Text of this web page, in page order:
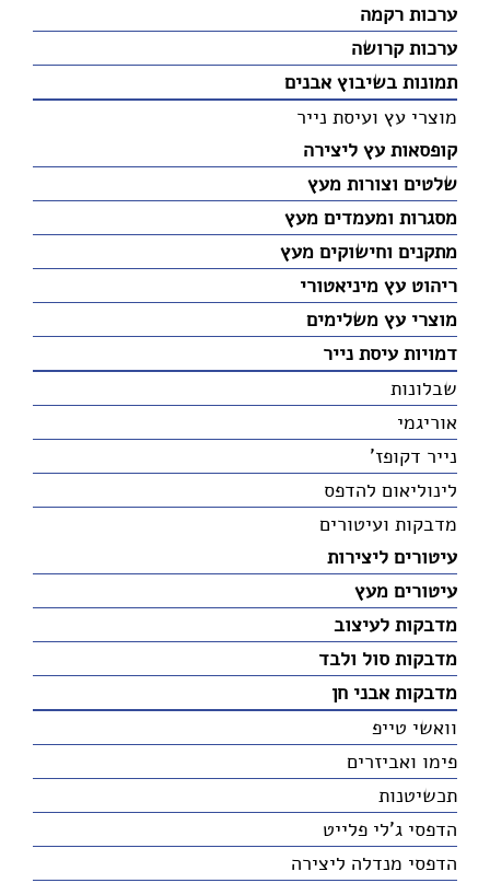
ערכות רקמה
ערכות קרושה
תמונות בשיבוץ אבנים
מוצרי עץ ועיסת נייר
קופסאות עץ ליצירה
שלטים וצורות מעץ
מסגרות ומעמדים מעץ
מתקנים וחישוקים מעץ
ריהוט עץ מיניאטורי
מוצרי עץ משלימים
דמויות עיסת נייר
שבלונות
אוריגמי
נייר דקופז'
לינוליאום להדפס
מדבקות ועיטורים
עיטורים ליצירות
עיטורים מעץ
מדבקות לעיצוב
מדבקות סול ולבד
מדבקות אבני חן
וואשי טייפ
פימו ואביזרים
תכשיטנות
הדפסי ג'לי פלייט
הדפסי מנדלה ליצירה